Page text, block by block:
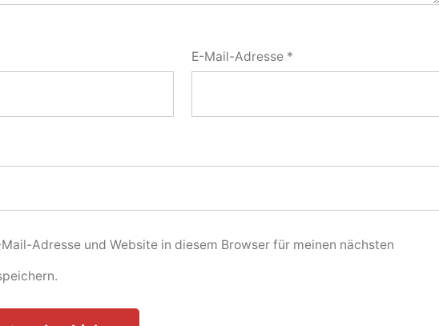
E-Mail-Adresse *
Mail-Adresse und Website in diesem Browser für meinen nächsten